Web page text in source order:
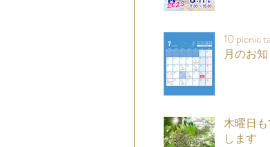
10 picnic
月のお
木曜日も
します